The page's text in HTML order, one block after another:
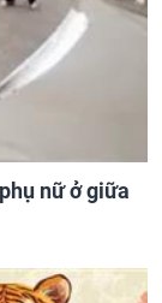
nữ ở giữa